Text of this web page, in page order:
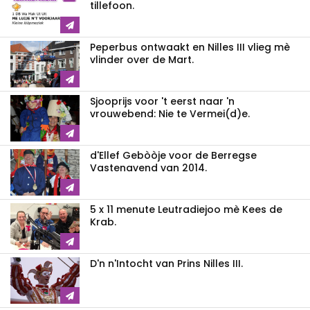
tillefoon.
Peperbus ontwaakt en Nilles III vlieg mè
vlinder over de Mart.
Sjooprijs voor 't eerst naar 'n
vrouwebend: Nie te Vermei(d)e.
d'Ellef Gebòòje voor de Berregse
Vastenavend van 2014.
5 x 11 menute Leutradiejoo mè Kees de
Krab.
D'n n'Intocht van Prins Nilles III.